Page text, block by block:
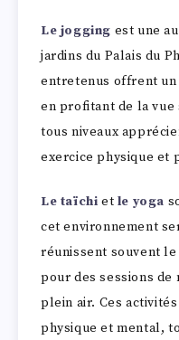
Le jogging est une
jardins du Palais du
entretenus offrent
en profitant de la vue
tous niveaux
exercice physique et
Le taïchi et le yoga
cet environnement
réunissent souvent
pour des sessions de
plein air. Ces
physique et mental,